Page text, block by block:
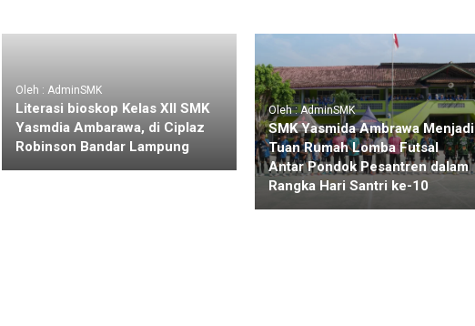
Oleh : AdminSMK
Literasi bioskop Kelas XII SMK
Yasmdia Ambarawa, di Ciplaz
Robinson Bandar Lampung
Oleh : AdminSMK
SMK Yasmida Ambrawa Menjadi
Tuan Rumah Lomba Futsal
Antar Pondok Pesantren dalam
Rangka Hari Santri ke-10